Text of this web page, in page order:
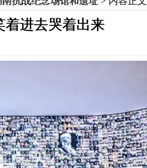
着进去哭着出来